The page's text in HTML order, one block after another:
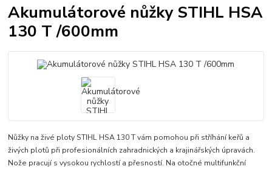
Akumulátorové nůžky STIHL HSA
130 T /600mm
Nůžky na živé ploty STIHL HSA 130 T vám pomohou při stříhání keřů a
živých plotů při profesionálních zahradnických a krajinářských úpravách.
Nože pracují s vysokou rychlostí a přesností. Na otočné multifunkční